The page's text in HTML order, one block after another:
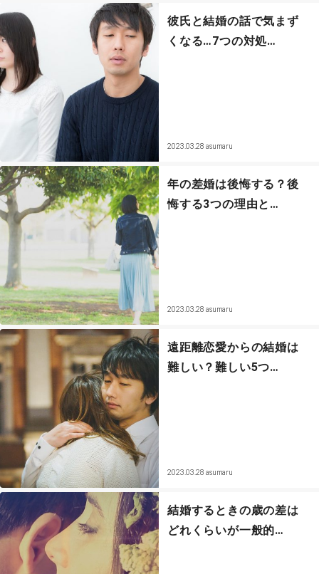
彼氏と結婚の話で気まず
くなる…7つの対処…
2023.03.28 asumaru
年の差婚は後悔する？後
悔する3つの理由と…
2023.03.28 asumaru
遠距離恋愛からの結婚は
難しい？難しい5つ…
2023.03.28 asumaru
結婚するときの歳の差は
どれくらいが一般的…